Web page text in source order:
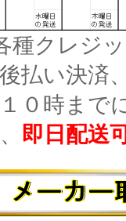
種クレジ
払い決済
０時まで
即日配送